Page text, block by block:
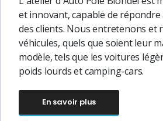
et innovant, capable de
des clients. Nous entretenons et
véhicules, quels que soient leur
modèle, tels que les voitures
poids lourds et camping-cars.
En savoir plus